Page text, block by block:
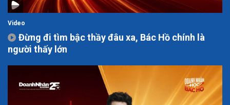
Video
Đừng đi tìm bậc thầy đâu xa, Bác Hồ chính là
người thấy lớn